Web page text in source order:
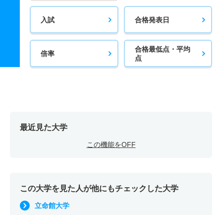
入試 合格発表日
倍率
合格最低点・平均
点
最近見た大学
この機能をOFF
この大学を見た人が他にもチェックした大学
立命館大学